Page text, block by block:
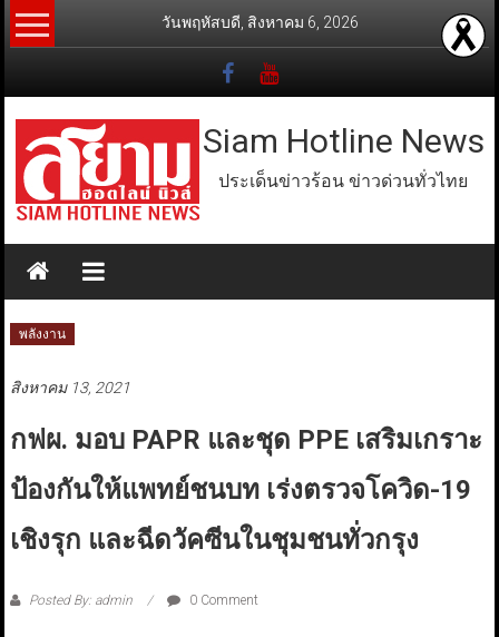
Skip
to
วันพฤหัสบดี, สิงหาคม 6, 2026
Siam Hotline News
ประเด็นข่าวร้อน ข่าวด่วนทั่วไทย
พลังงาน
สิงหาคม 13, 2021
กฟผ. มอบ PAPR และชุด PPE เสริมเกราะ
ป้องกันให้แพทย์ชนบท เร่งตรวจโควิด-19
เชิงรุก และฉีดวัคซีนในชุมชนทั่วกรุง
Posted By: admin 0 Comment